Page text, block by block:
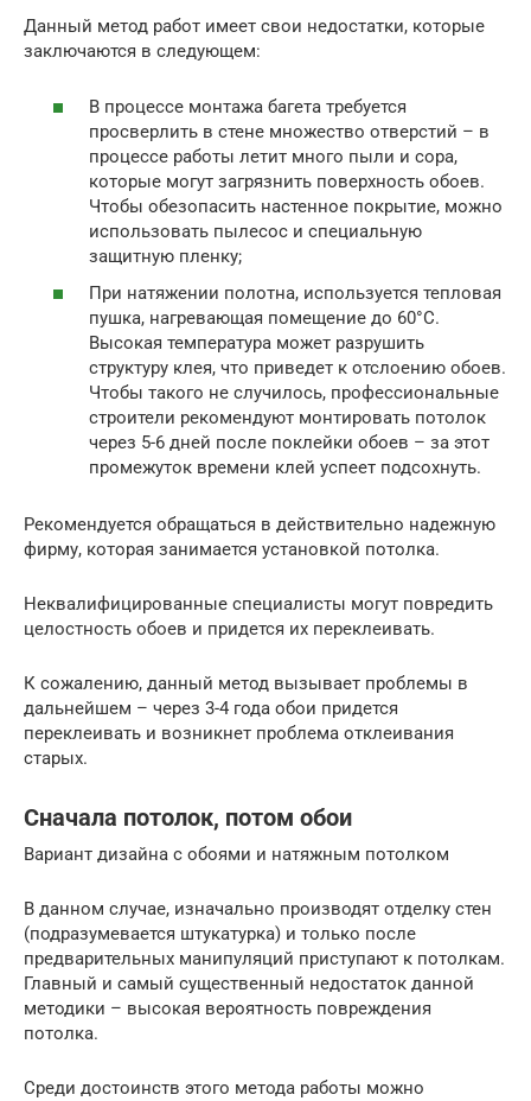
Данный метод работ имеет свои недостатки, которые
заключаются в следующем:
В процессе монтажа багета требуется
просверлить в стене множество отверстий – в
процессе работы летит много пыли и сора,
которые могут загрязнить поверхность обоев.
Чтобы обезопасить настенное покрытие, можно
использовать пылесос и специальную
защитную пленку;
При натяжении полотна, используется тепловая
пушка, нагревающая помещение до 60°С.
Высокая температура может разрушить
структуру клея, что приведет к отслоению обоев.
Чтобы такого не случилось, профессиональные
строители рекомендуют монтировать потолок
через 5-6 дней после поклейки обоев – за этот
промежуток времени клей успеет подсохнуть.
Рекомендуется обращаться в действительно надежную
фирму, которая занимается установкой потолка.
Неквалифицированные специалисты могут повредить
целостность обоев и придется их переклеивать.
К сожалению, данный метод вызывает проблемы в
дальнейшем – через 3-4 года обои придется
переклеивать и возникнет проблема отклеивания
старых.
Сначала потолок, потом обои
Вариант дизайна с обоями и натяжным потолком
В данном случае, изначально производят отделку стен
(подразумевается штукатурка) и только после
предварительных манипуляций приступают к потолкам.
Главный и самый существенный недостаток данной
методики – высокая вероятность повреждения
потолка.
Среди достоинств этого метода работы можно